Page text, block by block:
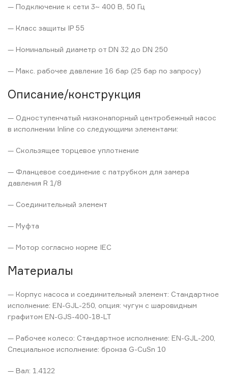
— Подключение к сети 3~ 400 В, 50 Гц
— Класс защиты IP 55
— Номинальный диаметр от DN 32 до DN 250
— Макс. рабочее давление 16 бар (25 бар по запросу)
Описание/конструкция
— Одноступенчатый низконапорный центробежный насос
в исполнении Inline со следующими элементами:
— Скользящее торцевое уплотнение
— Фланцевое соединение с патрубком для замера
давления R 1/8
— Соединительный элемент
— Муфта
— Мотор согласно норме IEC
Материалы
— Корпус насоса и соединительный элемент: Стандартное
исполнение: EN-GJL-250, опция: чугун с шаровидным
графитом EN-GJS-400-18-LT
— Рабочее колесо: Стандартное исполнение: EN-GJL-200,
Специальное исполнение: бронза G-CuSn 10
— Вал: 1.4122